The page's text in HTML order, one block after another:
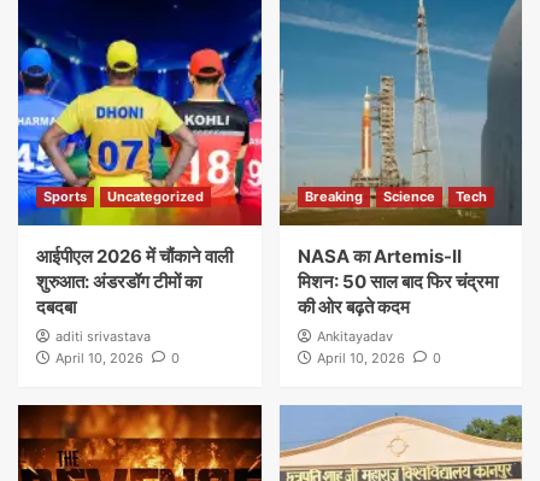
Sports Uncategorized
आईपीएल 2026 में चौंकाने वाली
शुरुआत: अंडरडॉग टीमों का
दबदबा
aditi srivastava
April 10, 2026
0
Breaking Science Tech
NASA का Artemis-II
मिशन: 50 साल बाद फिर चंद्रमा
की ओर बढ़ते कदम
Ankitayadav
April 10, 2026
0